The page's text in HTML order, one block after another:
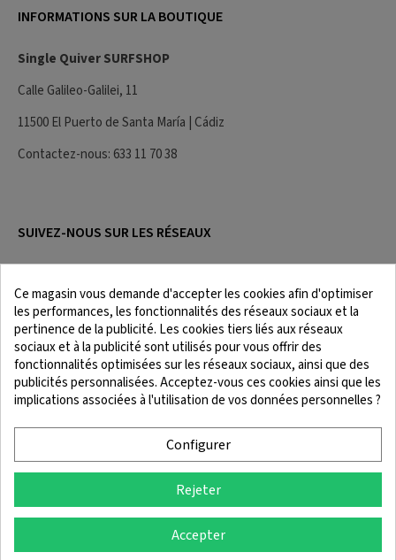
INFORMATIONS SUR LA BOUTIQUE
Single Quiver SURFSHOP
Calle Galileo-Galilei, 11
11500 El Puerto de Santa María | Cádiz
Contactez-nous: 633 11 70 38
SUIVEZ-NOUS SUR LES RÉSEAUX
Mentions légales
Conditions Générales
© 2025 SingleQuiver - Tous droits réservés.
Ce magasin vous demande d'accepter les cookies afin d'optimiser
les performances, les fonctionnalités des réseaux sociaux et la
pertinence de la publicité. Les cookies tiers liés aux réseaux
sociaux et à la publicité sont utilisés pour vous offrir des
fonctionnalités optimisées sur les réseaux sociaux, ainsi que des
publicités personnalisées. Acceptez-vous ces cookies ainsi que les
implications associées à l'utilisation de vos données personnelles ?
Configurer
Rejeter
Accepter